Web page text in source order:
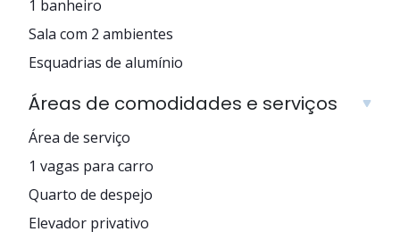
1 banheiro
Sala com 2 ambientes
Esquadrias de alumínio
Áreas de comodidades e serviços
Área de serviço
1 vagas para carro
Quarto de despejo
Elevador privativo